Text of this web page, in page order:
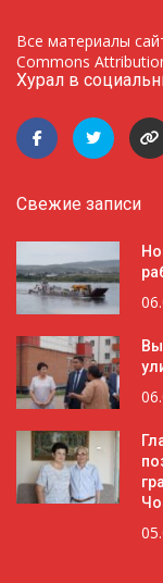
Все материалы
Commons
Хурал в
Свежие записи